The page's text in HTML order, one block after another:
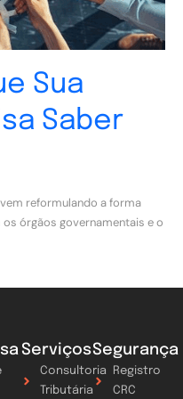
Sua
Saber
reformulando a forma
órgãos governamentais e o
Serviços
Consultoria
Tributária
Segurança
Registro
CRC